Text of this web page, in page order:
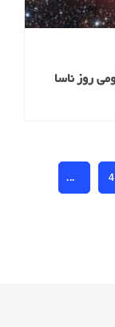
روز ناسا
4
...